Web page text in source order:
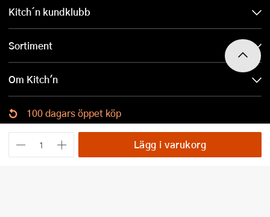
Lägg i varukorg
Kitch´n kundklubb
Sortiment
Om Kitch'n
100 dagars öppet köp
Ladda ned Kitch´n-appen